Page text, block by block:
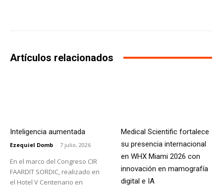
Artículos relacionados
Inteligencia aumentada
Ezequiel Domb - 7 julio, 2026
En el marco del Congreso CIR
FAARDIT SORDIC, realizado en
el Hotel V Centenario en
Medical Scientific fortalece
su presencia internacional
en WHX Miami 2026 con
innovación en mamografía
digital e IA